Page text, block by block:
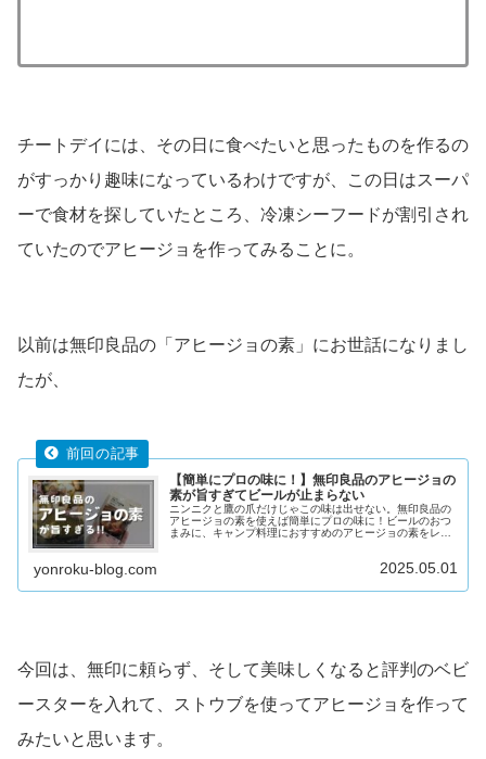
チートデイには、その日に食べたいと思ったものを作るの
がすっかり趣味になっているわけですが、この日はスーパ
ーで食材を探していたところ、冷凍シーフードが割引され
ていたのでアヒージョを作ってみることに。
以前は無印良品の「アヒージョの素」にお世話になりまし
たが、
【簡単にプロの味に！】無印良品のアヒージョの
素が旨すぎてビールが止まらない
ニンニクと鷹の爪だけじゃこの味は出せない。無印良品の
アヒージョの素を使えば簡単にプロの味に！ビールのおつ
まみに、キャンプ料理におすすめのアヒージョの素をレビ
yonroku-blog.com 2025.05.01
今回は、無印に頼らず、そして美味しくなると評判のベビ
ースターを入れて、ストウブを使ってアヒージョを作って
みたいと思います。